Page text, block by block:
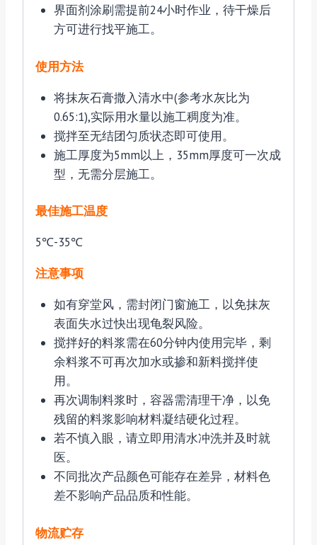
界面剂涂刷需提前24小时作业，待干燥后
方可进行找平施工。
使用方法
将抹灰石膏撒入清水中(参考水灰比为
0.65:1),实际用水量以施工稠度为准。
搅拌至无结团匀质状态即可使用。
施工厚度为5mm以上，35mm厚度可一次成
型，无需分层施工。
最佳施工温度
5℃-35℃
注意事项
如有穿堂风，需封闭门窗施工，以免抹灰
表面失水过快出现龟裂风险。
搅拌好的料浆需在60分钟内使用完毕，剩
余料浆不可再次加水或掺和新料搅拌使
用。
再次调制料浆时，容器需清理干净，以免
残留的料浆影响材料凝结硬化过程。
若不慎入眼，请立即用清水冲洗并及时就
医。
不同批次产品颜色可能存在差异，材料色
差不影响产品品质和性能。
物流贮存